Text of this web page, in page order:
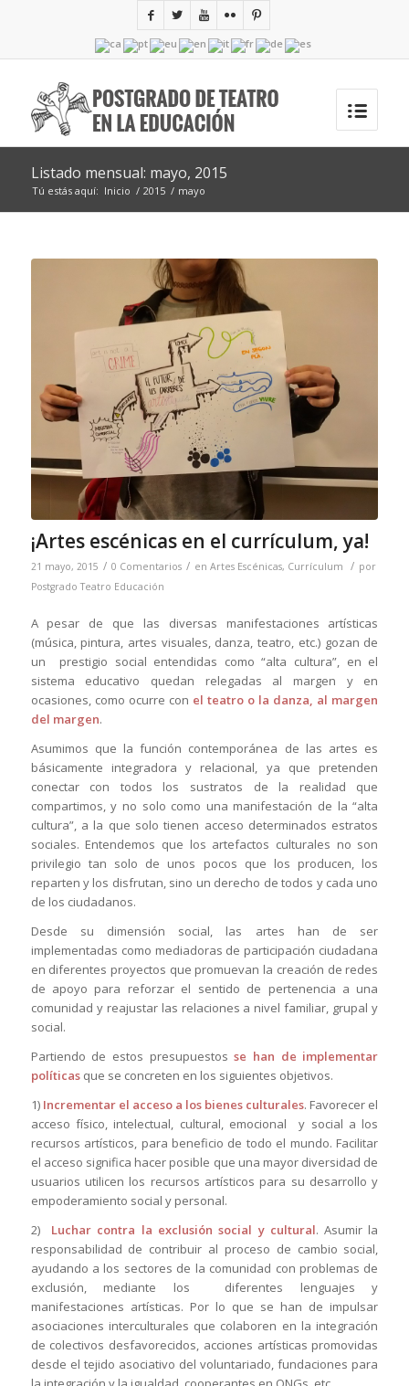
Listado mensual: mayo, 2015
Tú estás aquí: Inicio / 2015 / mayo
¡Artes escénicas en el currículum, ya!
21 mayo, 2015 / 0 Comentarios / en Artes Escénicas, Currículum / por
Postgrado Teatro Educación
A pesar de que las diversas manifestaciones artísticas
(música, pintura, artes visuales, danza, teatro, etc.) gozan de
un prestigio social entendidas como “alta cultura”, en el
sistema educativo quedan relegadas al margen y en
ocasiones, como ocurre con el teatro o la danza, al margen
del margen.
Asumimos que la función contemporánea de las artes es
básicamente integradora y relacional, ya que pretenden
conectar con todos los sustratos de la realidad que
compartimos, y no solo como una manifestación de la “alta
cultura”, a la que solo tienen acceso determinados estratos
sociales. Entendemos que los artefactos culturales no son
privilegio tan solo de unos pocos que los producen, los
reparten y los disfrutan, sino un derecho de todos y cada uno
de los ciudadanos.
Desde su dimensión social, las artes han de ser
implementadas como mediadoras de participación ciudadana
en diferentes proyectos que promuevan la creación de redes
de apoyo para reforzar el sentido de pertenencia a una
comunidad y reajustar las relaciones a nivel familiar, grupal y
social.
Partiendo de estos presupuestosse han de implementar
políticas que se concreten en los siguientes objetivos.
1) Incrementar el acceso a los bienes culturales. Favorecer el
acceso físico, intelectual, cultural, emocional y social a los
recursos artísticos, para beneficio de todo el mundo. Facilitar
el acceso significa hacer posible que una mayor diversidad de
usuarios utilicen los recursos artísticos para su desarrollo y
empoderamiento social y personal.
2) Luchar contra la exclusión social y cultural. Asumir la
responsabilidad de contribuir al proceso de cambio social,
ayudando a los sectores de la comunidad con problemas de
exclusión, mediante los diferentes lenguajes y
manifestaciones artísticas. Por lo que se han de impulsar
asociaciones interculturales que colaboren en la integración
de colectivos desfavorecidos, acciones artísticas promovidas
desde el tejido asociativo del voluntariado, fundaciones para